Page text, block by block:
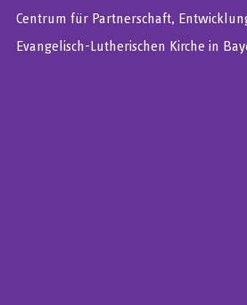
Centrum für Partnerschaft,
Evangelisch-Lutherischen Kirche in